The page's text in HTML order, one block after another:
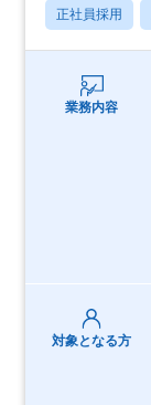
正社員採用
業務内容
対象となる方